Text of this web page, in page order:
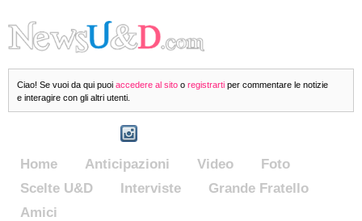
Ciao! Se vuoi da qui puoi accedere al sito o registrarti per commentare le notizie
e interagire con gli altri utenti.
Home Anticipazioni Video
Foto
Scelte U&D
Interviste
Grande Fratello
Amici